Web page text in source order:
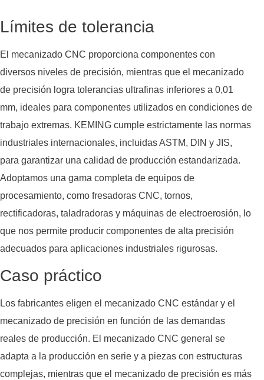
Límites de tolerancia
El mecanizado CNC proporciona componentes con
diversos niveles de precisión, mientras que el mecanizado
de precisión logra tolerancias ultrafinas inferiores a 0,01
mm, ideales para componentes utilizados en condiciones de
trabajo extremas. KEMING cumple estrictamente las normas
industriales internacionales, incluidas ASTM, DIN y JIS,
para garantizar una calidad de producción estandarizada.
Adoptamos una gama completa de equipos de
procesamiento, como fresadoras CNC, tornos,
rectificadoras, taladradoras y máquinas de electroerosión, lo
que nos permite producir componentes de alta precisión
adecuados para aplicaciones industriales rigurosas.
Caso práctico
Los fabricantes eligen el mecanizado CNC estándar y el
mecanizado de precisión en función de las demandas
reales de producción. El mecanizado CNC general se
adapta a la producción en serie y a piezas con estructuras
complejas, mientras que el mecanizado de precisión es más